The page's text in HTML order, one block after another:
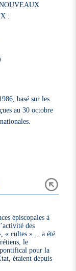
:
basé sur les
au 30 octobre
épiscopales à
des
« cultes »… a été
le
pour la
étaient depuis